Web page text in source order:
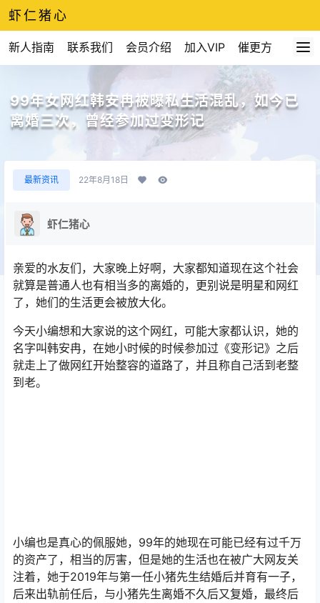
虾仁猪心
新人指南 联系我们 会员介绍 加入VIP 催更方式
99年女网红韩安冉被曝私生活混乱，如今已
离婚三次，曾经参加过变形记
最新资讯 22年8月18日
虾仁猪心
亲爱的水友们，大家晚上好啊，大家都知道现在这个社会
就算是普通人也有相当多的离婚的，更别说是明星和网红
了，她们的生活更会被放大化。
今天小编想和大家说的这个网红，可能大家都认识，她的
名字叫韩安冉，在她小时候的时候参加过《变形记》之后
就走上了做网红开始整容的道路了，并且称自己活到老整
到老。
小编也是真心的佩服她，99年的她现在可能已经有过千万
的资产了，相当的厉害，但是她的生活也在被广大网友关
注着，她于2019年与第一任小猪先生结婚后并育有一子，
后来出轨前任后，与小猪先生离婚不久后又复婚，最终后